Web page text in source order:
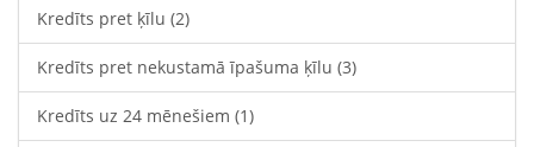
Kredīts pret ķīlu (2)
Kredīts pret nekustamā īpašuma ķīlu (3)
Kredīts uz 24 mēnešiem (1)